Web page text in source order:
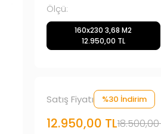
Ölçü:
160x230 3,68 M2
12.950,00 TL
Satış Fiyatı %30 İndirim
12.950,00 TL18.500,00